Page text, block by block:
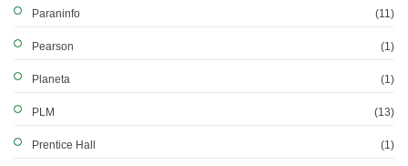
Paraninfo (11)
Pearson (1)
Planeta (1)
PLM (13)
Prentice Hall (1)